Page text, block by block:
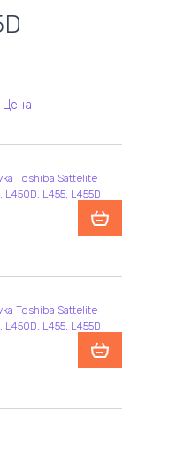
Цена
Toshiba Sattelite
L450D, L455, L455D
Toshiba Sattelite
L450D, L455, L455D